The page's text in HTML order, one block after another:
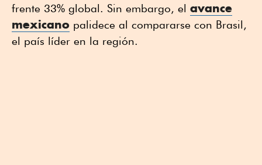
frente 33% global. Sin embargo, el avance
mexicano palidece al compararse con Brasil,
el país líder en la región.